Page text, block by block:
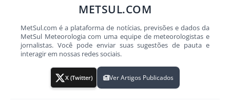
METSUL.COM
MetSul.com é a plataforma de notícias, previsões e dados da
MetSul Meteorologia com uma equipe de meteorologistas e
jornalistas. Você pode enviar suas sugestões de pauta e
interagir em nossas redes sociais.
X (Twitter) Ver Artigos Publicados